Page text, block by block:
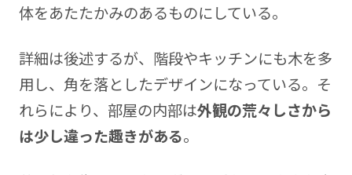
体をあたたかみのあるものにしている。
詳細は後述するが、階段やキッチンにも木を多
用し、角を落としたデザインになっている。そ
れらにより、部屋の内部は外観の荒々しさから
は少し違った趣きがある。